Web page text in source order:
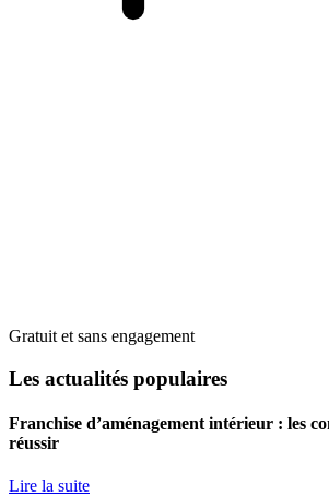
Gratuit et sans engagement
Les actualités populaires
Franchise d’aménagement intérieur : les
réussir
Lire la suite